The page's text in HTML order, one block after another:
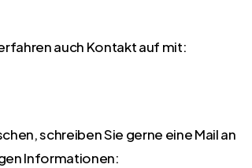
auch Kontakt auf mit:
schreiben Sie gerne eine Mail an
Informationen: